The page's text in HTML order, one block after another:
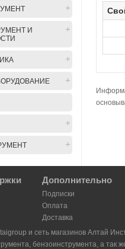
И
Дополнительно
Подписки
Оплата
Доставка
и сеть магазинов Алтай
бензоинструмента, а